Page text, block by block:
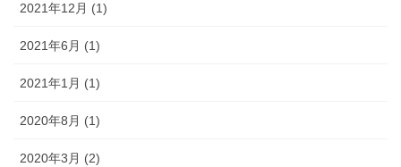
2021年12月 (1)
2021年6月 (1)
2021年1月 (1)
2020年8月 (1)
2020年3月 (2)